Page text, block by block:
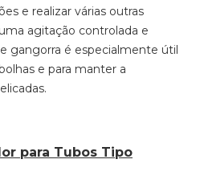
e realizar várias outras
agitação controlada e
gangorra é especialmente útil
e para manter a
para Tubos Tipo